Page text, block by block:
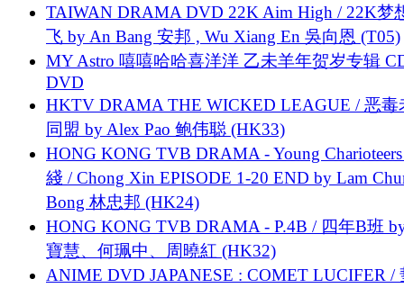
TAIWAN DRAMA DVD 22K Aim High / 22K梦
飞 by An Bang 安邦 , Wu Xiang En 吳向恩 (T05)
MY Astro 嘻嘻哈哈喜洋洋 乙未羊年贺岁专辑
DVD
HKTV DRAMA THE WICKED LEAGUE / 恶毒
同盟 by Alex Pao 鲍伟聪 (HK33)
HONG KONG TVB DRAMA - Young
綫 / Chong Xin EPISODE 1-20 END by Lam
Bong 林忠邦 (HK24)
HONG KONG TVB DRAMA - P.4B / 四年B班
寶慧、何珮中、周曉紅 (HK32)
ANIME DVD JAPANESE : COMET LUCIFER /